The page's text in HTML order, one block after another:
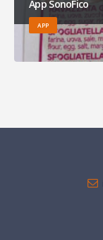
App SonoFico
APP